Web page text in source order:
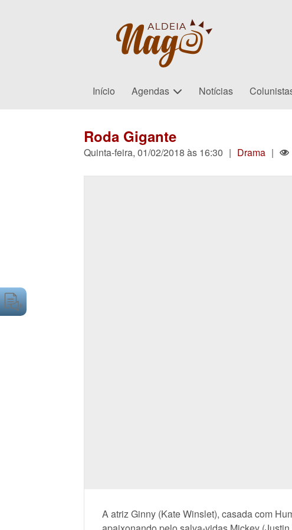
Início Agendas Notícias
Roda Gigante
Quinta-feira, 01/02/2018 às 16:30 | Drama |
A atriz Ginny (Kate Winslet), casada com